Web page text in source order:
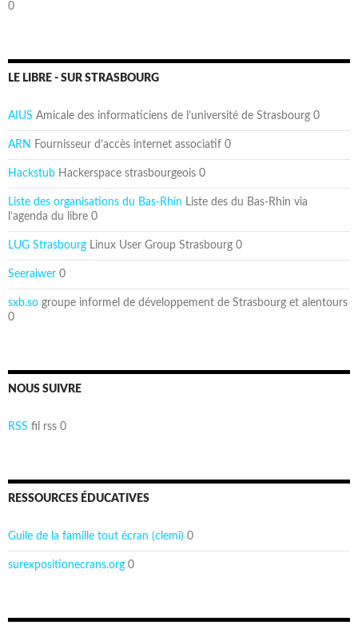
0
LE LIBRE - SUR STRASBOURG
AIUS Amicale des informaticiens de l’université de Strasbourg 0
ARN Fournisseur d’accès internet associatif 0
Hackstub Hackerspace strasbourgeois 0
Liste des organisations du Bas-Rhin Liste des du Bas-Rhin via
l’agenda du libre 0
LUG Strasbourg Linux User Group Strasbourg 0
Seeraiwer 0
sxb.so groupe informel de développement de Strasbourg et alentours
0
NOUS SUIVRE
RSS fil rss 0
RESSOURCES ÉDUCATIVES
Guile de la famille tout écran (clemi) 0
surexpositionecrans.org 0